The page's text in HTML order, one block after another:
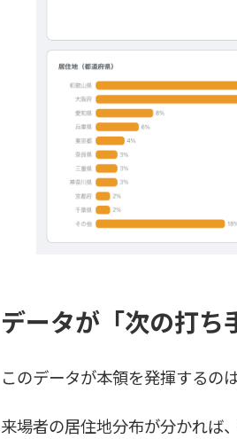
データが「次の打ち
このデータが本領を発揮するの
来場者の居住地分布が分かれば